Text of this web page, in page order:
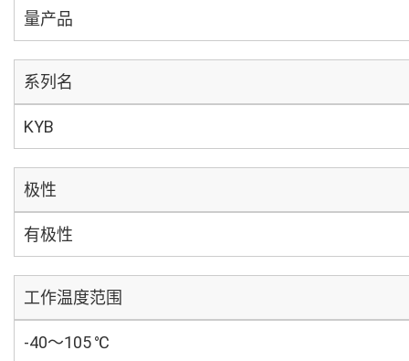
量产品
系列名
KYB
极性
有极性
工作温度范围
-40～105 ℃